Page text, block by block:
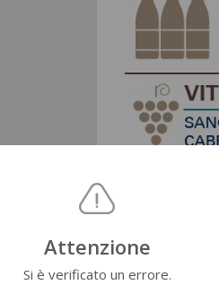
Attenzione
Si è verificato un errore.